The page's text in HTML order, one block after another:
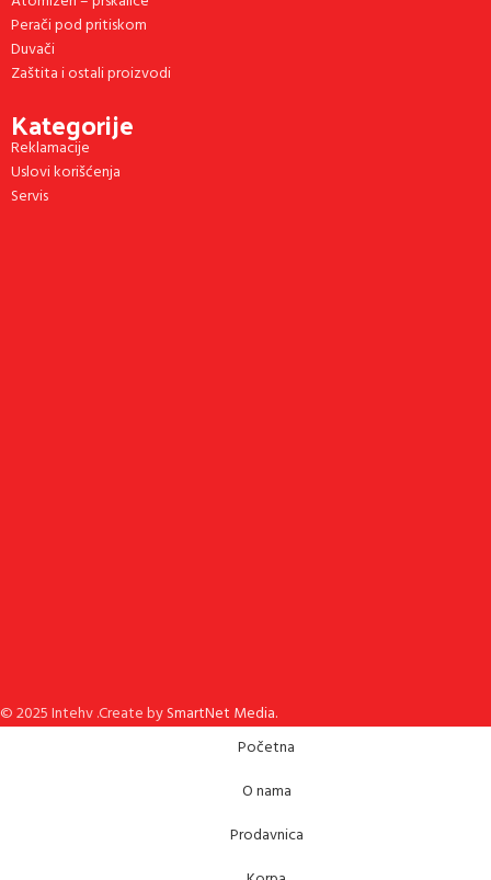
Perači pod pritiskom
Duvači
Zaštita i ostali proizvodi
Kategorije
Reklamacije
Uslovi korišćenja
Servis
© 2025 Intehv .Create bySmartNet Media.
Početna
O nama
Prodavnica